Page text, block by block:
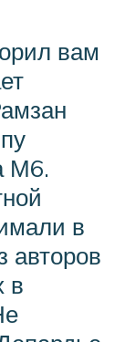
вам
М6.
в
авторов
в